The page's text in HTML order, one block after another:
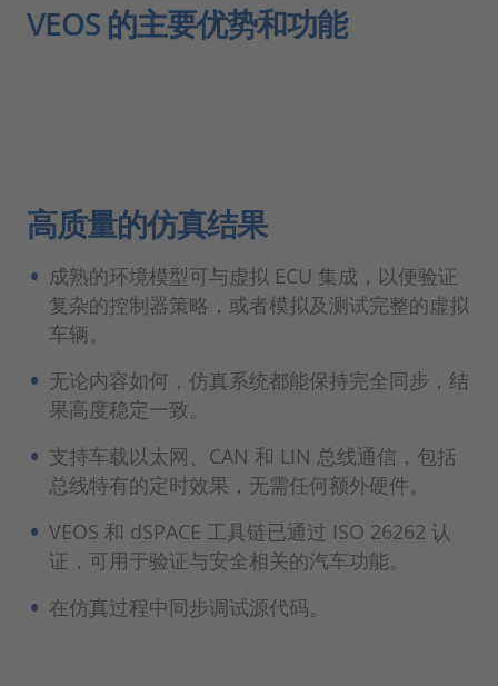
VEOS 的主要优势和功能
高质量的仿真结果
成熟的环境模型可与虚拟 ECU 集成，以便验证
复杂的控制器策略，或者模拟及测试完整的虚拟
车辆。
无论内容如何，仿真系统都能保持完全同步，结
果高度稳定一致。
支持车载以太网、CAN 和 LIN 总线通信，包括
总线特有的定时效果，无需任何额外硬件。
VEOS 和 dSPACE 工具链已通过 ISO 26262 认
证，可用于验证与安全相关的汽车功能。
在仿真过程中同步调试源代码。